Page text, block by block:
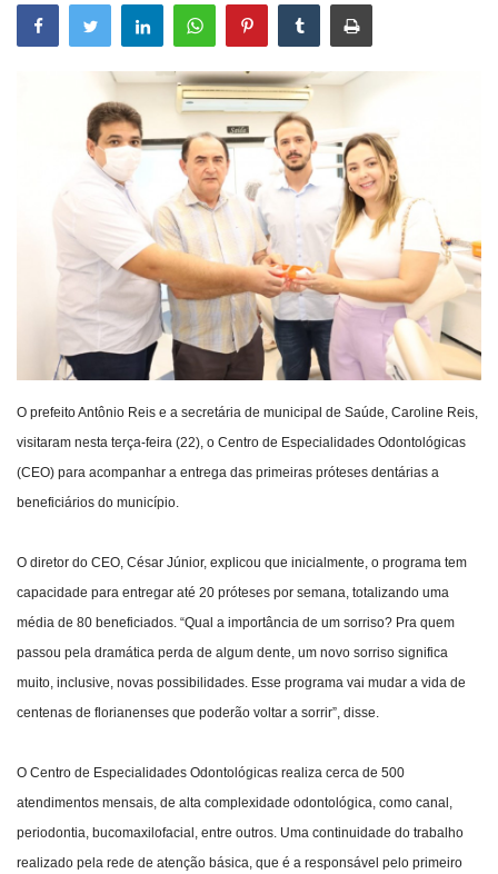
Notícias
Webmail
O prefeito Antônio Reis e a secretária de municipal de Saúde, Caroline Reis,
visitaram nesta terça-feira (22), o Centro de Especialidades Odontológicas
(CEO) para acompanhar a entrega das primeiras próteses dentárias a
beneficiários do município.
O diretor do CEO, César Júnior, explicou que inicialmente, o programa tem
capacidade para entregar até 20 próteses por semana, totalizando uma
média de 80 beneficiados. “Qual a importância de um sorriso? Pra quem
passou pela dramática perda de algum dente, um novo sorriso significa
muito, inclusive, novas possibilidades. Esse programa vai mudar a vida de
centenas de florianenses que poderão voltar a sorrir”, disse.
O Centro de Especialidades Odontológicas realiza cerca de 500
atendimentos mensais, de alta complexidade odontológica, como canal,
periodontia, bucomaxilofacial, entre outros. Uma continuidade do trabalho
realizado pela rede de atenção básica, que é a responsável pelo primeiro